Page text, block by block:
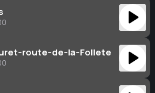
route-de-la-Follete